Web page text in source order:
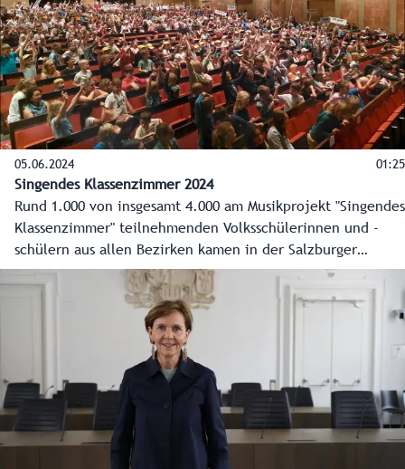
05.06.2024 01:25
Singendes Klassenzimmer 2024
Rund 1.000 von insgesamt 4.000 am Musikprojekt "Singendes
Klassenzimmer" teilnehmenden Volksschülerinnen und -
schülern aus allen Bezirken kamen in der Salzburger
Altstadt zum großen Abschlussfest zusammen.